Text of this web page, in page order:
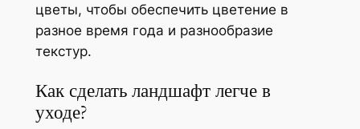
цветы, чтобы обеспечить цветение в
разное время года и разнообразие
текстур.
Как сделать ландшафт легче в
уходе?